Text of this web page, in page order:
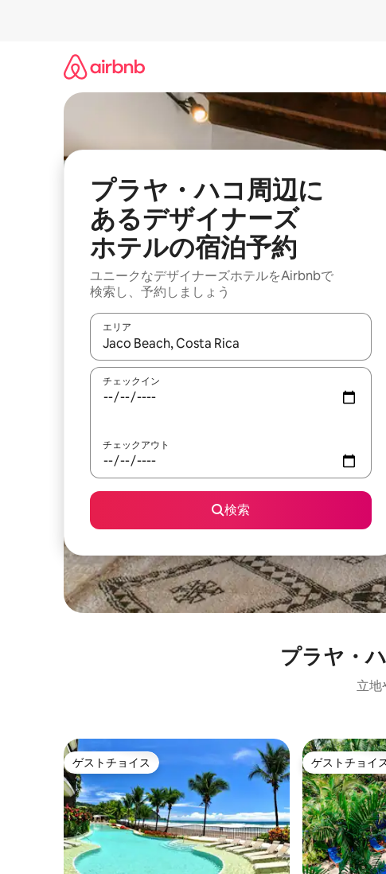
プラヤ・ハコ周辺に
あ⁠るデ⁠ザ⁠イ⁠ナ⁠ー⁠ズ
ホ⁠テ⁠ルの宿⁠泊⁠予⁠約
ユニークなデ⁠ザ⁠イ⁠ナ⁠ー⁠ズホ⁠テ⁠ル⁠をAirbnb⁠で
検⁠索⁠し⁠、予⁠約し⁠ま⁠し⁠ょ⁠う
エリア
検索結果が表示されたら、上下の矢印キーを使って移
チェックイン
チェックアウト
検索
プラヤ・
立地
ゲストチョイス
ゲストチョイス ゲストチョイ
ゲストチョイ